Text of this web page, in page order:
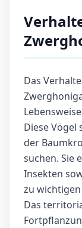
Das
Diese Vögel
der
suchen. Sie
Insekten
zu
Das